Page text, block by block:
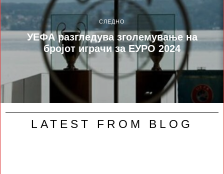
СЛЕДНО
УЕФА разгледува зголемување на
бројот играчи за ЕУРО 2024
LATEST FROM BLOG